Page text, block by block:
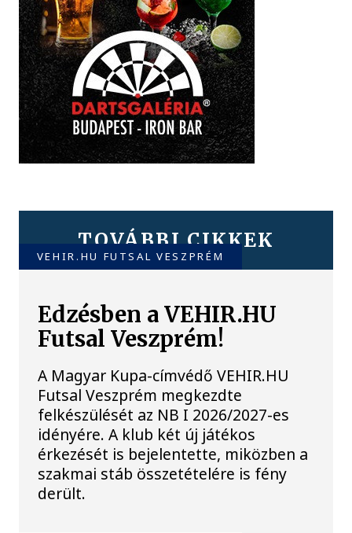
TOVÁBBI CIKKEK
VEHIR.HU FUTSAL VESZPRÉM
Edzésben a VEHIR.HU
Futsal Veszprém!
A Magyar Kupa-címvédő VEHIR.HU
Futsal Veszprém megkezdte
felkészülését az NB I 2026/2027-es
idényére. A klub két új játékos
érkezését is bejelentette, miközben a
szakmai stáb összetételére is fény
derült.